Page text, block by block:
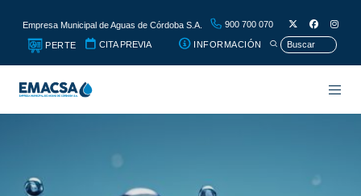
Empresa Municipal de Aguas de Córdoba S.A. 900 700 070
PERTE CITA PREVIA INFORMACIÓN